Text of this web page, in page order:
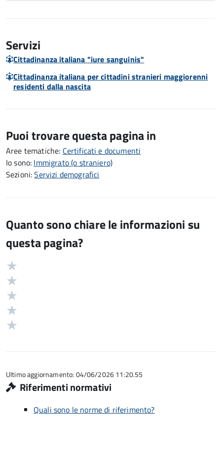
Servizi
Cittadinanza italiana "iure sanguinis"
Cittadinanza italiana per cittadini stranieri maggiorenni
residenti dalla nascita
Puoi trovare questa pagina in
Aree tematiche: Certificati e documenti
Io sono: Immigrato (o straniero)
Sezioni:Servizi demografici
Quanto sono chiare le informazioni su
questa pagina?
Valutazione
5
Ultimo aggiornamento: 04/06/2026 11:20.55
Riferimenti normativi
Quali sono le norme di riferimento?